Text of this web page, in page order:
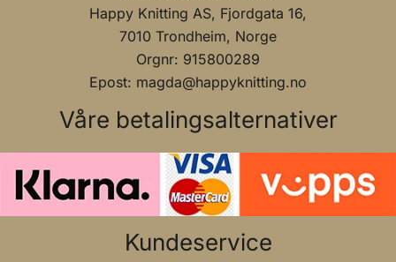
Happy Knitting AS, Fjordgata 16,
7010 Trondheim, Norge
Orgnr: 915800289
Epost: magda@happyknitting.no
Våre betalingsalternativer
Kundeservice